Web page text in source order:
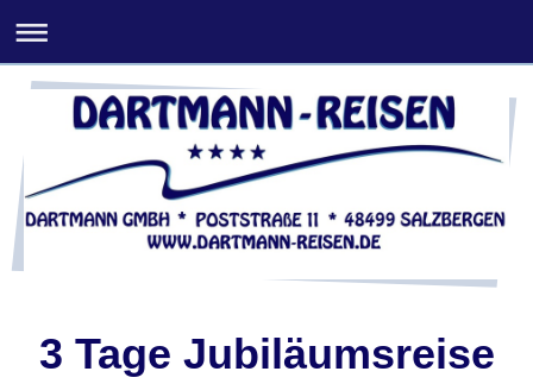
3 Tage Jubiläumsreise